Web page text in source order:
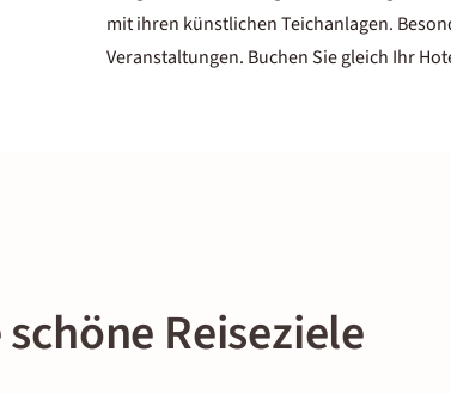
mit ihren künstlichen Teichanlagen.
Veranstaltungen. Buchen Sie gleich Ihr
Reiseziele